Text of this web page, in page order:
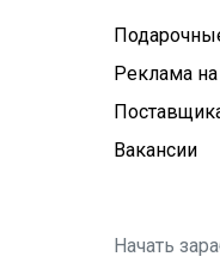
Реклама на
Вакансии
Начать